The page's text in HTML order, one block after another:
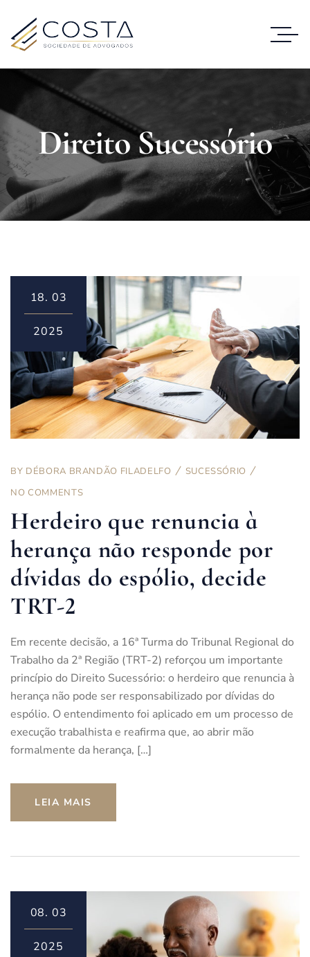
Direito Sucessório
18. 03
2025
BY DÉBORA BRANDÃO FILADELFO
SUCESSÓRIO
NO COMMENTS
Herdeiro que renuncia à
herança não responde por
dívidas do espólio, decide
TRT-2
Em recente decisão, a 16ª Turma do Tribunal Regional do
Trabalho da 2ª Região (TRT-2) reforçou um importante
princípio do Direito Sucessório: o herdeiro que renuncia à
herança não pode ser responsabilizado por dívidas do
espólio. O entendimento foi aplicado em um processo de
execução trabalhista e reafirma que, ao abrir mão
formalmente da herança, […]
LEIA MAIS
08. 03
2025